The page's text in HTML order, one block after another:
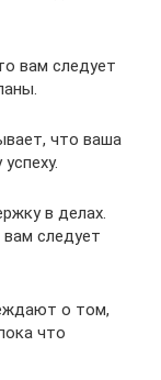
вам следует
что ваша
в делах.
следует
о том,
что